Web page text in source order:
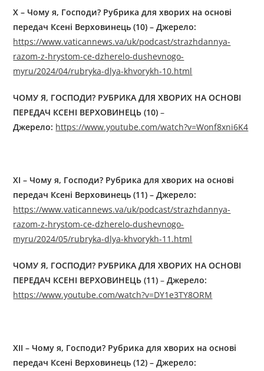
X – Чому я, Господи? Рубрика для хворих на основі
передач Ксені Верховинець (10) – Джерелo:
https://www.vaticannews.va/uk/podcast/strazhdannya-
razom-z-hrystom-ce-dzherelo-dushevnogo-
myru/2024/04/rubryka-dlya-khvorykh-10.html
ЧОМУ Я, ГОСПОДИ? РУБРИКА ДЛЯ ХВОРИХ НА ОСНОВІ
ПЕРЕДАЧ КСЕНІ ВЕРХОВИНЕЦЬ (10)–
Джерелo: https://www.youtube.com/watch?v=Wonf8xni6K4
XI – Чому я, Господи? Рубрика для хворих на основі
передач Ксені Верховинець (11) – Джерелo:
https://www.vaticannews.va/uk/podcast/strazhdannya-
razom-z-hrystom-ce-dzherelo-dushevnogo-
myru/2024/05/rubryka-dlya-khvorykh-11.html
ЧОМУ Я, ГОСПОДИ? РУБРИКА ДЛЯ ХВОРИХ НА ОСНОВІ
ПЕРЕДАЧ КСЕНІ ВЕРХОВИНЕЦЬ (11)–Джерелo:
https://www.youtube.com/watch?v=DY1e3TY8ORM
XII – Чому я, Господи? Рубрика для хворих на основі
передач Ксені Верховинець (12) – Джерелo: